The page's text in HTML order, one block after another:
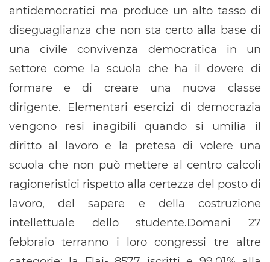
antidemocratici ma produce un alto tasso di
diseguaglianza che non sta certo alla base di
una civile convivenza democratica in un
settore come la scuola che ha il dovere di
formare e di creare una nuova classe
dirigente. Elementari esercizi di democrazia
vengono resi inagibili quando si umilia il
diritto al lavoro e la pretesa di volere una
scuola che non può mettere al centro calcoli
ragioneristici rispetto alla certezza del posto di
lavoro, del sapere e della costruzione
intellettuale dello studente.Domani 27
febbraio terranno i loro congressi tre altre